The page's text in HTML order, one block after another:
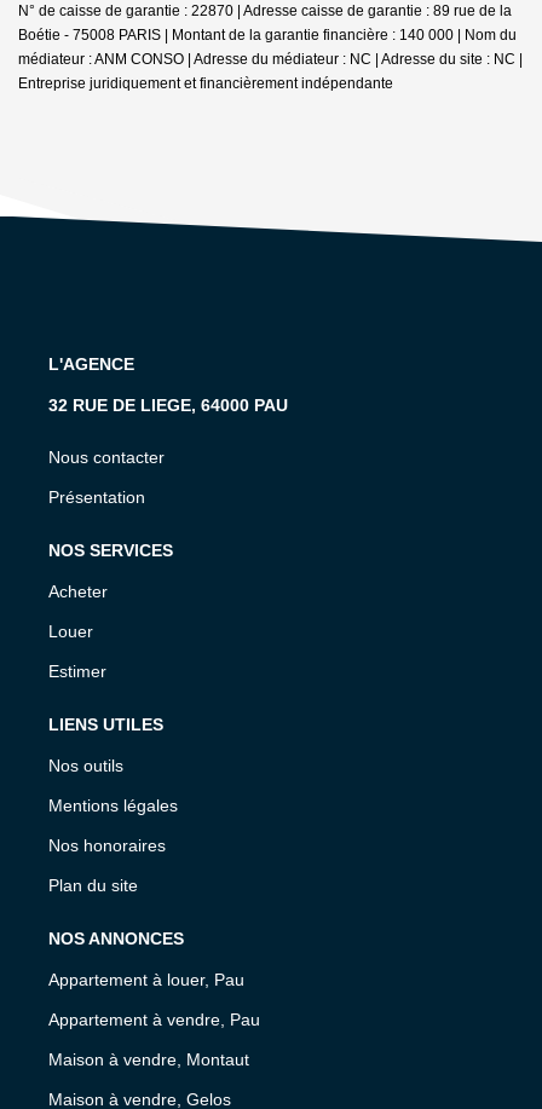
N° de caisse de garantie : 22870 | Adresse caisse de garantie : 89 rue de la
Boétie - 75008 PARIS | Montant de la garantie financière : 140 000 | Nom du
médiateur : ANM CONSO | Adresse du médiateur : NC | Adresse du site : NC |
Entreprise juridiquement et financièrement indépendante
L'AGENCE
32 RUE DE LIEGE, 64000 PAU
Nous contacter
Présentation
NOS SERVICES
Acheter
Louer
Estimer
LIENS UTILES
Nos outils
Mentions légales
Nos honoraires
Plan du site
NOS ANNONCES
Appartement à louer, Pau
Appartement à vendre, Pau
Maison à vendre, Montaut
Maison à vendre, Gelos